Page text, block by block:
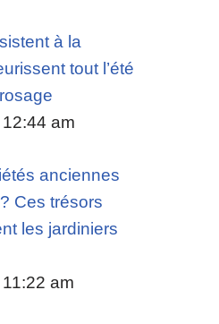
à la
tout l’été
am
anciennes
Ces trésors
les jardiniers
am